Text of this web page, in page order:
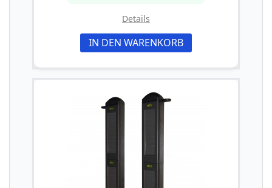
Details
IN DEN WARENKORB